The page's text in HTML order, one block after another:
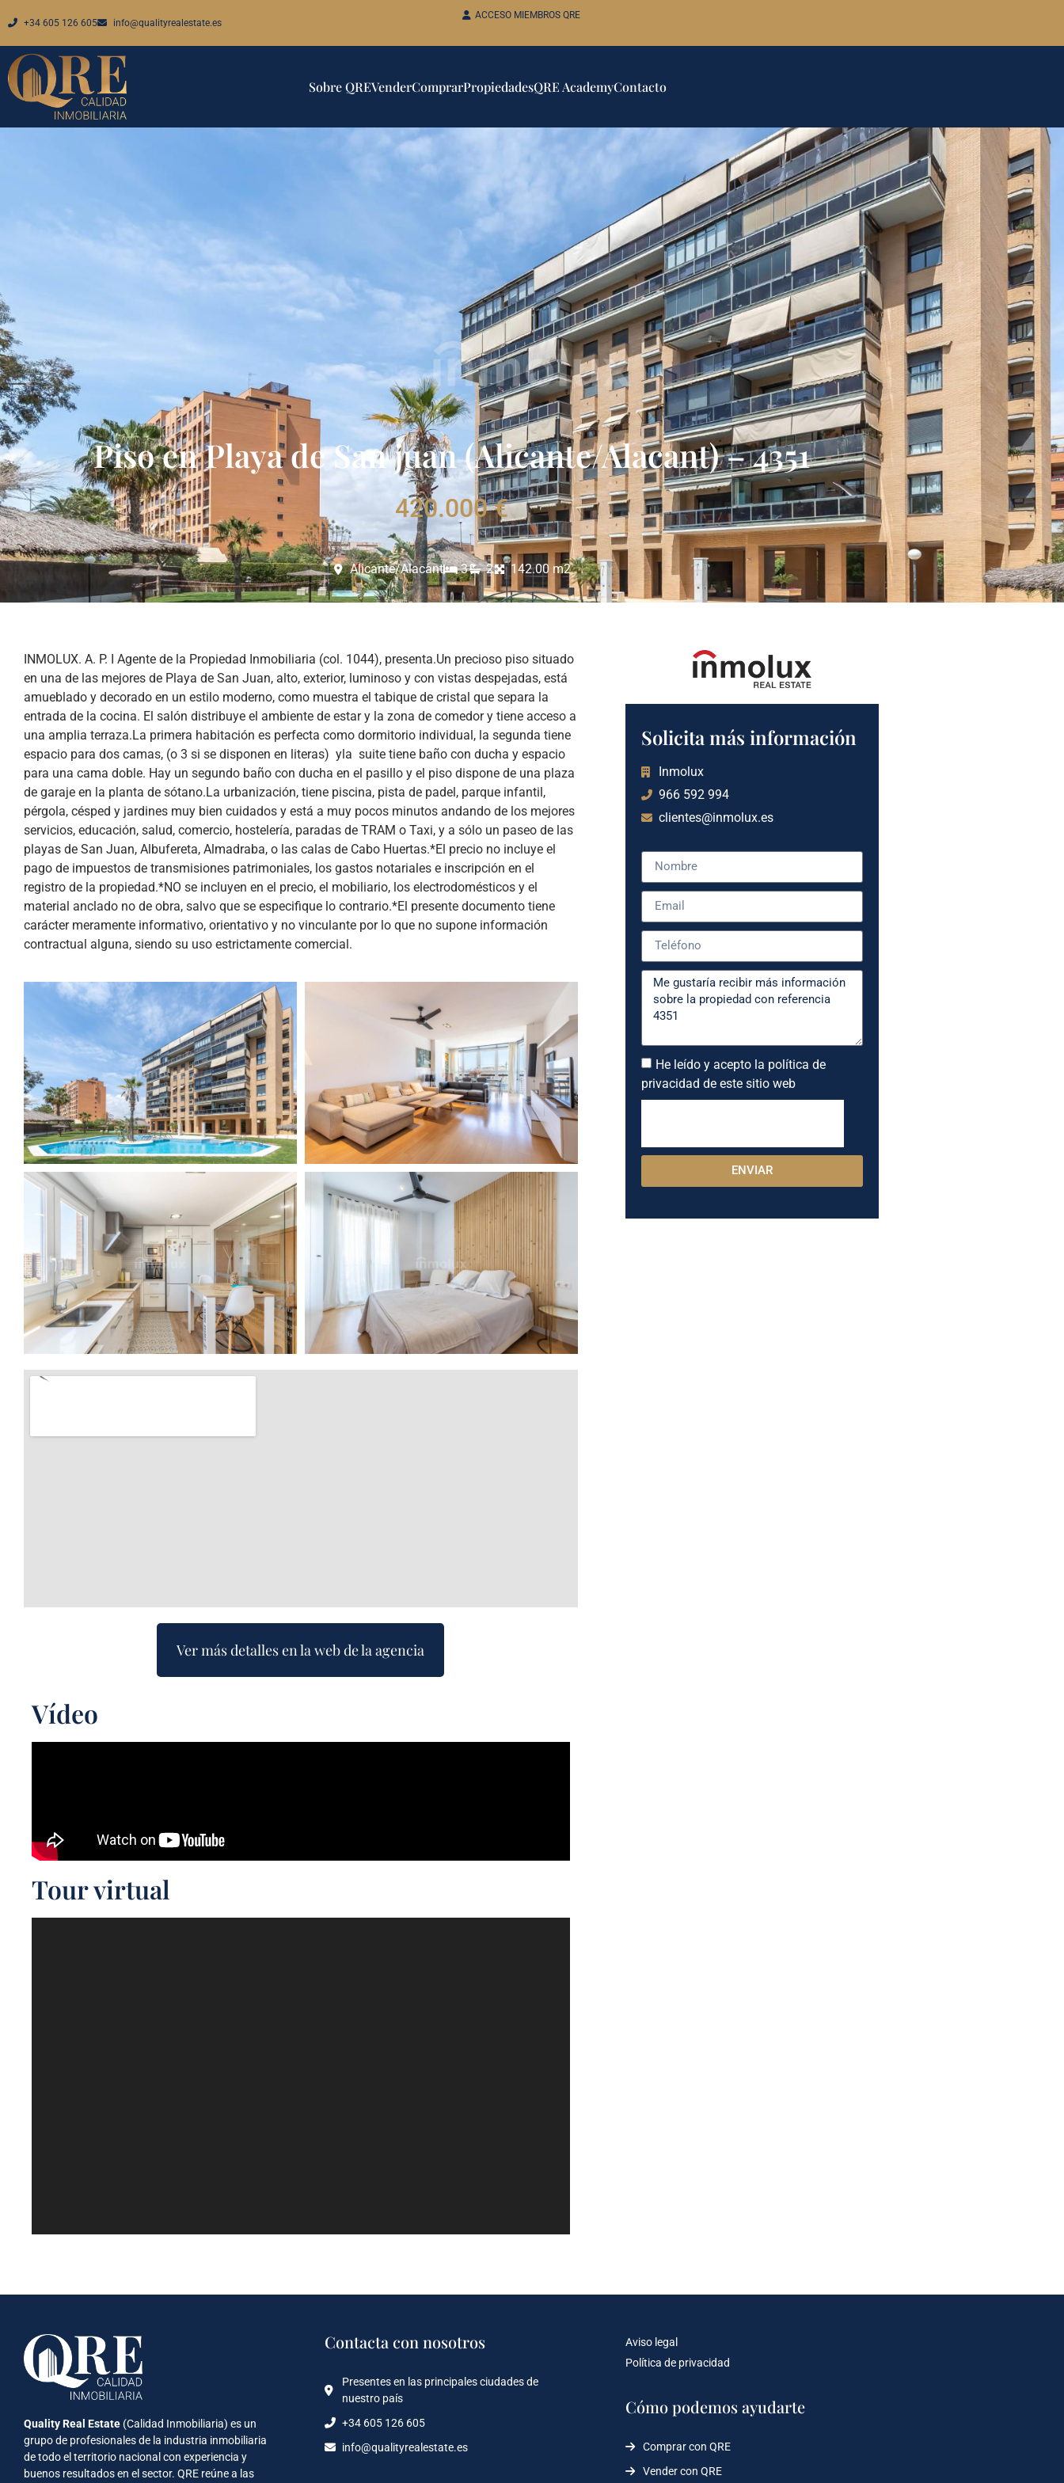
+34 605 126 605 info@qualityrealestate.es
ACCESO MIEMBROS QRE
Sobre QREVenderComprarPropiedadesQRE AcademyContacto
Piso en Playa de San juan (Alicante/Alacant) – 4351
420.000 €
Alicante/Alacant 3 2 142.00 m2
INMOLUX. A. P. I Agente de la Propiedad Inmobiliaria (col. 1044), presenta.Un precioso piso situado
en una de las mejores de Playa de San Juan, alto, exterior, luminoso y con vistas despejadas, está
amueblado y decorado en un estilo moderno, como muestra el tabique de cristal que separa la
entrada de la cocina. El salón distribuye el ambiente de estar y la zona de comedor y tiene acceso a
una amplia terraza.La primera habitación es perfecta como dormitorio individual, la segunda tiene
espacio para dos camas, (o 3 si se disponen en literas) yla suite tiene baño con ducha y espacio
para una cama doble. Hay un segundo baño con ducha en el pasillo y el piso dispone de una plaza
de garaje en la planta de sótano.La urbanización, tiene piscina, pista de padel, parque infantil,
pérgola, césped y jardines muy bien cuidados y está a muy pocos minutos andando de los mejores
servicios, educación, salud, comercio, hostelería, paradas de TRAM o Taxi, y a sólo un paseo de las
playas de San Juan, Albufereta, Almadraba, o las calas de Cabo Huertas.*El precio no incluye el
pago de impuestos de transmisiones patrimoniales, los gastos notariales e inscripción en el
registro de la propiedad.*NO se incluyen en el precio, el mobiliario, los electrodomésticos y el
material anclado no de obra, salvo que se especifique lo contrario.*El presente documento tiene
carácter meramente informativo, orientativo y no vinculante por lo que no supone información
contractual alguna, siendo su uso estrictamente comercial.
Ver más detalles en la web de la agencia
Vídeo
Tour virtual
Solicita más información
Inmolux
966 592 994
clientes@inmolux.es
He leído y acepto la política de
privacidad de este sitio web
ENVIAR
Quality Real Estate (Calidad Inmobiliaria) es un
grupo de profesionales de la industria inmobiliaria
de todo el territorio nacional con experiencia y
buenos resultados en el sector. QRE reúne a las
Contacta con nosotros
Presentes en las principales ciudades de
nuestro país
+34 605 126 605
info@qualityrealestate.es
Aviso legal
Política de privacidad
Cómo podemos ayudarte
Comprar con QRE
Vender con QRE